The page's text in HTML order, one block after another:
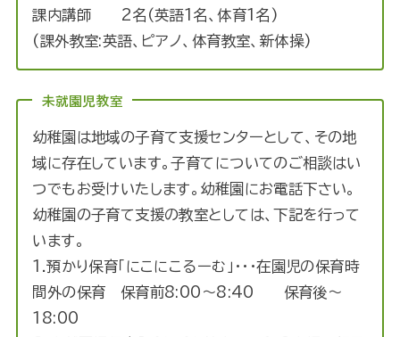
課内講師 2名(英語1名、体育1名)
(課外教室:英語、ピアノ、体育教室、新体操)
未就園児教室
幼稚園は地域の子育て支援センターとして、その地
域に存在しています。子育てについてのご相談はい
つでもお受けいたします。幼稚園にお電話下さい。
幼稚園の子育て支援の教室としては、下記を行って
います。
1.預かり保育「にこにこるーむ」・・・在園児の保育時
間外の保育 保育前8:00～8:40 保育後～
18:00